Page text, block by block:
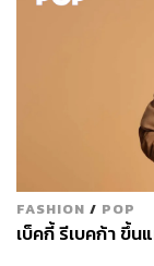
FASHION / POP
เบ็คกี้ รีเบคก้า ขึ้